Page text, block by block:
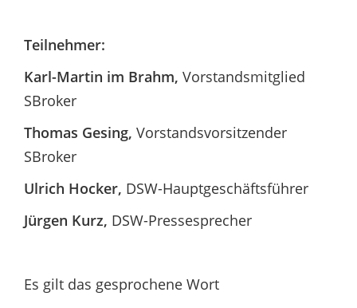
Teilnehmer:
Karl-Martin im Brahm, Vorstandsmitglied
SBroker
Thomas Gesing, Vorstandsvorsitzender
SBroker
Ulrich Hocker, DSW-Hauptgeschäftsführer
Jürgen Kurz, DSW-Pressesprecher
Es gilt das gesprochene Wort